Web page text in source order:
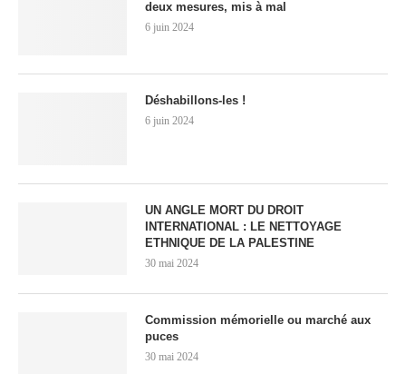
deux mesures, mis à mal
6 juin 2024
Déshabillons-les !
6 juin 2024
UN ANGLE MORT DU DROIT
INTERNATIONAL : LE NETTOYAGE
ETHNIQUE DE LA PALESTINE
30 mai 2024
Commission mémorielle ou marché aux
puces
30 mai 2024